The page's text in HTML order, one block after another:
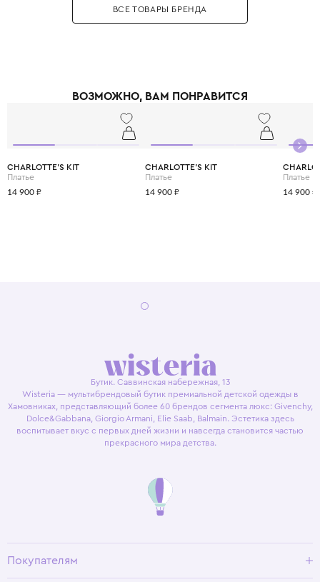
китах: качество материалов, продуманность деталей и эксклюзивность,
что сделало бренд эталоном качества. Для пошива одежды
которые ценят настоящее итальянское качество и хотят,, чтобы ребёнок
ВСЕ ТОВАРЫ БРЕНДА
ВОЗМОЖНО, ВАМ ПОНРАВИТСЯ
CHARLOTTE'S KIT
Платье
14 900 ₽
CHARLOTTE'S KIT
Платье
14 900 ₽
Платье
14 900 ₽
Бутик. Саввинская набережная, 13
Wisteria — мультибрендовый бутик премиальной детской одежды в
Хамовниках, представляющий более 60 брендов сегмента люкс: Givenchy,
Dolce&Gabbana, Giorgio Armani, Elie Saab, Balmain. Эстетика здесь
воспитывает вкус с первых дней жизни и навсегда становится частью
прекрасного мира детства.
Покупателям